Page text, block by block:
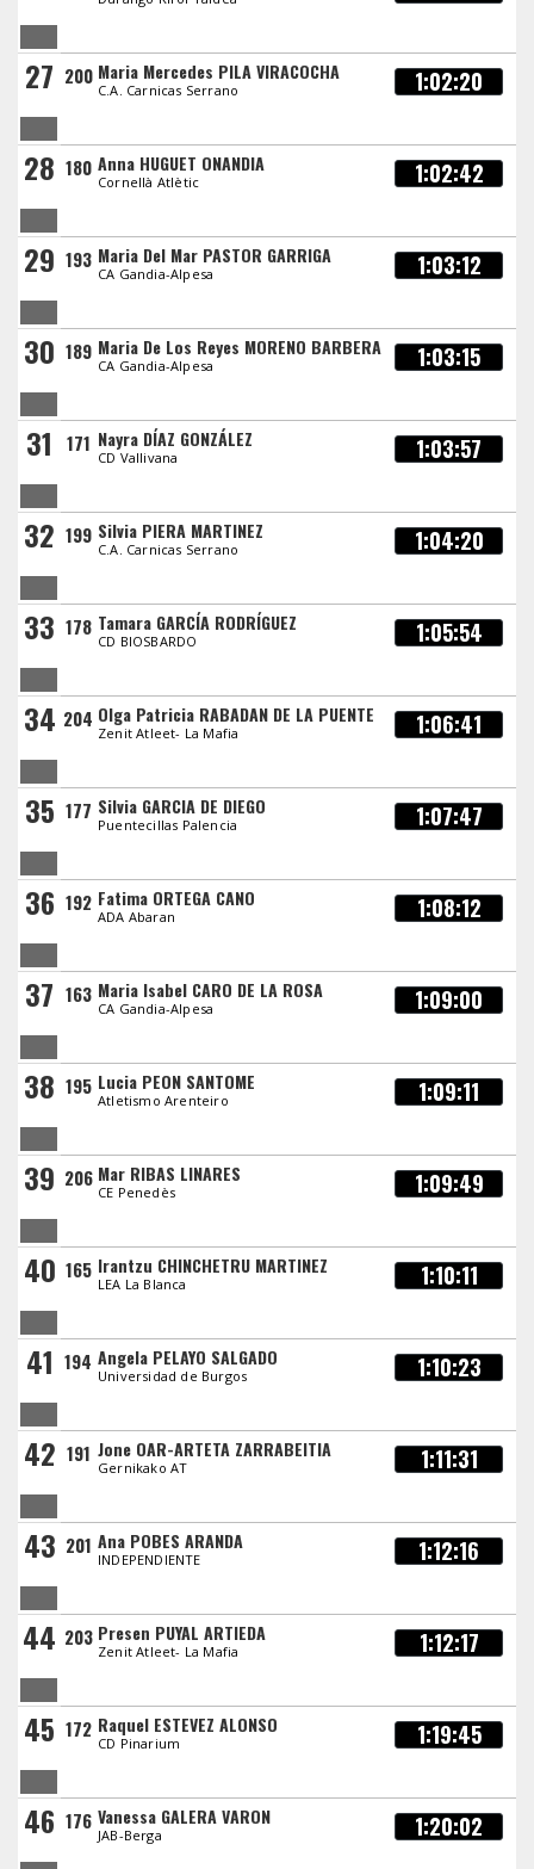
27 200 Maria Mercedes PILA VIRACOCHA
C.A. Carnicas Serrano 1:02:20
28 180 Anna HUGUET ONANDIA
Cornellà Atlètic 1:02:42
29 193 Maria Del Mar PASTOR GARRIGA
CA Gandia-Alpesa 1:03:12
30 189 Maria De Los Reyes MORENO BARBERA
CA Gandia-Alpesa 1:03:15
31 171 Nayra DÍAZ GONZÁLEZ
CD Vallivana 1:03:57
32 199 Silvia PIERA MARTINEZ
C.A. Carnicas Serrano 1:04:20
33 178 Tamara GARCÍA RODRÍGUEZ
CD BIOSBARDO 1:05:54
34 204 Olga Patricia RABADAN DE LA PUENTE
Zenit Atleet- La Mafia 1:06:41
35 177 Silvia GARCIA DE DIEGO
Puentecillas Palencia 1:07:47
36 192 Fatima ORTEGA CANO
ADA Abaran 1:08:12
37 163 Maria Isabel CARO DE LA ROSA
CA Gandia-Alpesa 1:09:00
38 195 Lucia PEON SANTOME
Atletismo Arenteiro 1:09:11
39 206 Mar RIBAS LINARES
CE Penedès 1:09:49
40 165 Irantzu CHINCHETRU MARTINEZ
LEA La Blanca 1:10:11
41 194 Angela PELAYO SALGADO
Universidad de Burgos 1:10:23
42 191 Jone OAR-ARTETA ZARRABEITIA
Gernikako AT 1:11:31
43 201 Ana POBES ARANDA
INDEPENDIENTE 1:12:16
44 203 Presen PUYAL ARTIEDA
Zenit Atleet- La Mafia 1:12:17
45 172 Raquel ESTEVEZ ALONSO
CD Pinarium 1:19:45
46 176 Vanessa GALERA VARON
JAB-Berga 1:20:02